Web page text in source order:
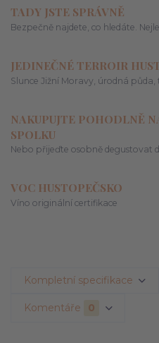
TADY JSTE SPRÁVNĚ
Bezpečně najdete, co hledáte.
JEDINEČNÉ TERROIR
Slunce Jižní Moravy, úrodná
NAKUPUJTE POHODLNĚ
SPOLKU
Nebo přijeďte osobně degustovat
VOC HUSTOPEČSKO
Víno originální certifikace
Kompletní specifikace
Komentáře 0